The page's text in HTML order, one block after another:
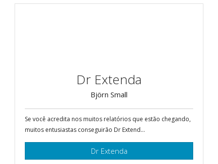
Dr Extenda
Björn Small
Se você acredita nos muitos relatórios que estão chegando,
muitos entusiastas conseguirão Dr Extend...
Dr Extenda